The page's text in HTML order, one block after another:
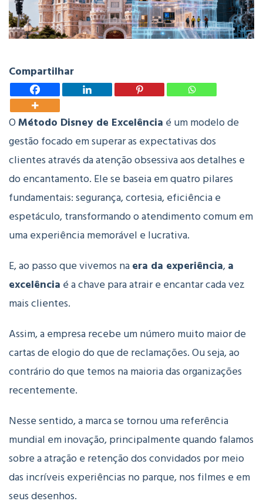
Compartilhar
OMétodo Disney de Excelência é um modelo de
gestão focado em superar as expectativas dos
clientes através da atenção obsessiva aos detalhes e
do encantamento. Ele se baseia em quatro pilares
fundamentais: segurança, cortesia, eficiência e
espetáculo, transformando o atendimento comum em
uma experiência memorável e lucrativa.
E, ao passo que vivemos naera da experiência,a
excelência é a chave para atrair e encantar cada vez
mais clientes.
Assim, a empresa recebe um número muito maior de
cartas de elogio do que de reclamações. Ou seja, ao
contrário do que temos na maioria das organizações
recentemente.
Nesse sentido, a marca se tornou uma referência
mundial em inovação, principalmente quando falamos
sobre a atração e retenção dos convidados por meio
das incríveis experiências no parque, nos filmes e em
seus desenhos.